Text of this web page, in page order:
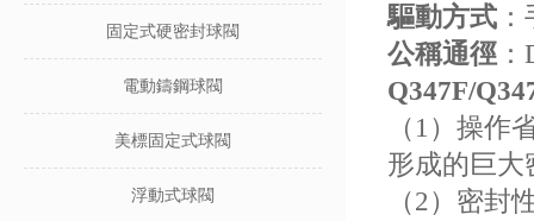
固定式硬密封球閥
電動鑄鋼球閥
美標固定式球閥
浮動式球閥
驅動方式
公稱通徑
Q347F/
（1）操作
形成的巨大
（2）密封